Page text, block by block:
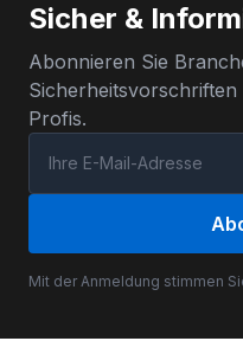
Sicher &
Abonnieren Sie
Profis.
Mit der Anmeldung stimmen